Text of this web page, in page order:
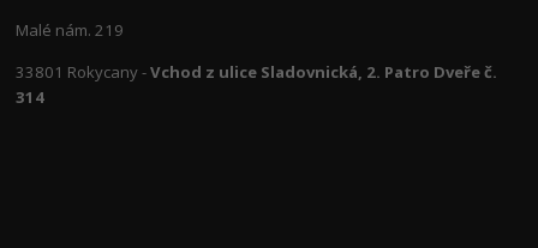
Malé nám. 219
33801 Rokycany -Vchod z ulice Sladovnická, 2. Patro Dveře č.
314